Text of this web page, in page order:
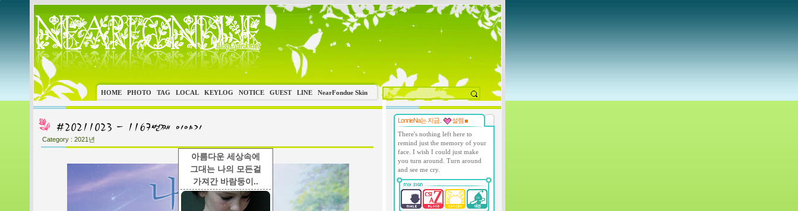
아름다운 세상속에
그대는 나의 모든걸
가져간 바람둥이..
HOME PHOTO TAG LOCAL KEYLOG NOTICE GUEST LINE NearFondue Skin
Category : 2021년
LonnieNa는 지금..
설렘
There's nothing left here to
remind just the memory of your
face. I wish I could just make
you turn around. Turn around
and see me cry.